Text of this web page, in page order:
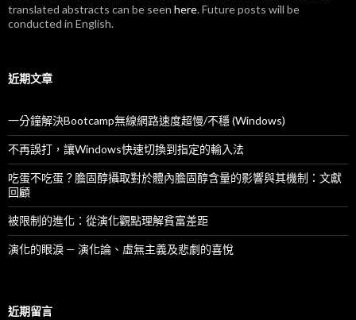
translated abstracts can be seen here. Future posts will be
conducted in English.
近期文章
一分鐘解決Bootcamp無線網路速度超慢/不穩 (Windows)
不再誤打，讓Windows快速切換到指定的輸入法
吃蛋不吃蛋？膽固醇攝取對於體內膽固醇含量的影響與其機制：文獻
回顧
被限制的進化：從演化觀點理解貧富差距
演化的眼淚 — 演化論、虛無主義及悲劇的喜悅
近期留言